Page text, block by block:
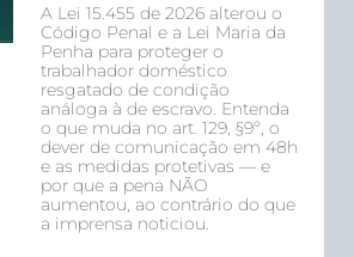
A Lei 15.455 de 2026 alterou o
Código Penal e a Lei Maria da
Penha para proteger o
trabalhador doméstico
resgatado de condição
análoga à de escravo. Entenda
o que muda no art. 129, §9º, o
dever de comunicação em 48h
e as medidas protetivas — e
por que a pena NÃO
aumentou, ao contrário do que
a imprensa noticiou.